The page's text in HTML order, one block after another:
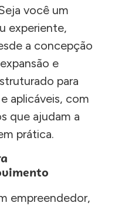
você um
experiente,
a concepção
e
para
aplicáveis, com
que ajudam a
prática.
empreendedor,